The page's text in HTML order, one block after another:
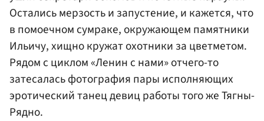
Остались мерзость и запустение, и кажется, что
в помоечном сумраке, окружающем памятники
Ильичу, хищно кружат охотники за цветметом.
Рядом с циклом «Ленин с нами» отчего-то
затесалась фотография пары исполняющих
эротический танец девиц работы того же Тягны-
Рядно.